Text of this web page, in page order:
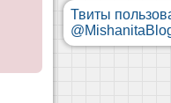
Твиты